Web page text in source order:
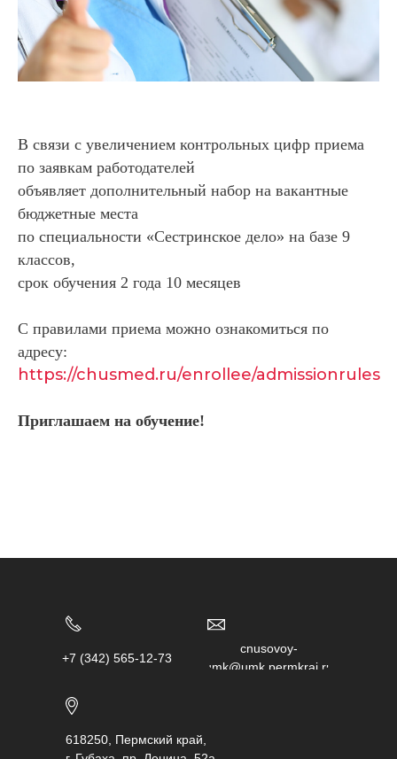
В связи с увеличением контрольных цифр приема
по заявкам работодателей
объявляет дополнительный набор на вакантные
бюджетные места
по специальности «Сестринское дело» на базе 9
классов,
срок обучения 2 года 10 месяцев
С правилами приема можно ознакомиться по
адресу:
https://chusmed.ru/enrollee/admissionrules
Приглашаем на обучение!
+7 (342) 565-12-73
chusovoy-
umk@umk.permkrai.ru
618250, Пермский край,